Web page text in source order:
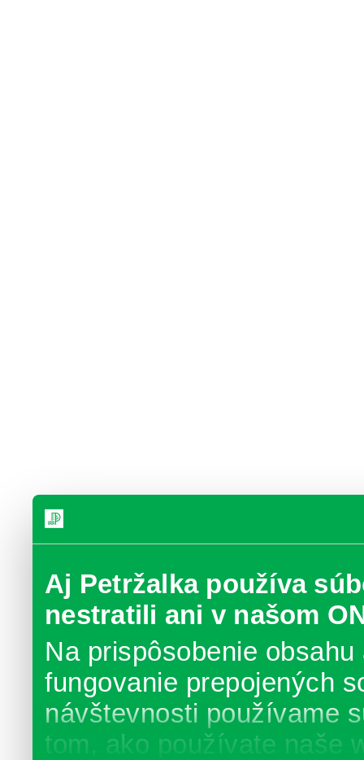
Aj Petržalka používa
nestratili ani v našom
Na prispôsobenie
fungovanie prepojených
návštevnosti používame
tom, ako používate naše